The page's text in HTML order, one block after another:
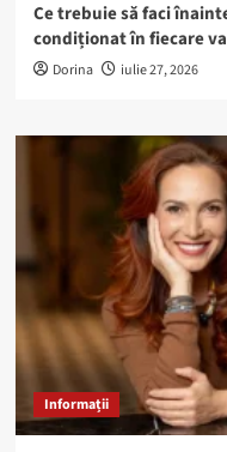
Ce trebuie să faci
condiționat în fiecare
Dorina iulie 27, 2026
Informații